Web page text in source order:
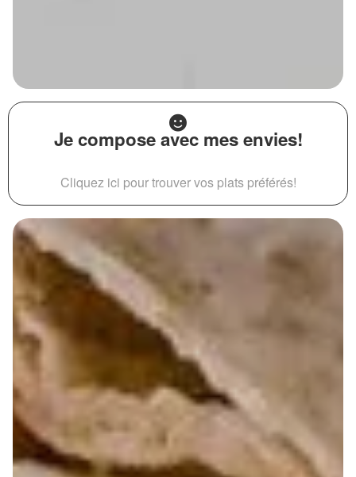
Je compose avec mes envies!
Cliquez ici pour trouver vos plats préférés!